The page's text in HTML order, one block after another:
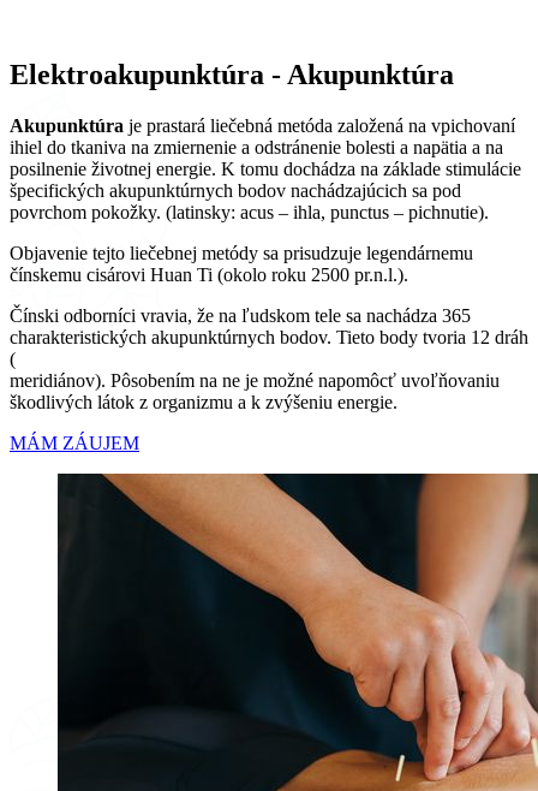
Elektroakupunktúra - Akupunktúra
Akupunktúra je prastará liečebná metóda založená na vpichovaní
ihiel do tkaniva na zmiernenie a odstránenie bolesti a napätia a na
posilnenie životnej energie. K tomu dochádza na základe stimulácie
špecifických akupunktúrnych bodov nachádzajúcich sa pod
povrchom pokožky. (latinsky: acus – ihla, punctus – pichnutie).
Objavenie tejto liečebnej metódy sa prisudzuje legendárnemu
čínskemu cisárovi Huan Ti (okolo roku 2500 pr.n.l.).
Čínski odborníci vravia, že na ľudskom tele sa nachádza 365
charakteristických akupunktúrnych bodov. Tieto body tvoria 12 dráh
(
meridiánov). Pôsobením na ne je možné napomôcť uvoľňovaniu
škodlivých látok z organizmu a k zvýšeniu energie.
MÁM ZÁUJEM